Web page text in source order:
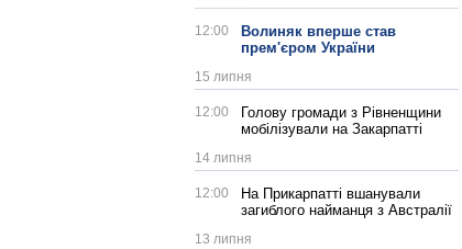
12:00
Волиняк вперше став
прем'єром України
15 липня
12:00
Голову громади з Рівненщини
мобілізували на Закарпатті
14 липня
12:00
На Прикарпатті вшанували
загиблого найманця з Австралії
13 липня